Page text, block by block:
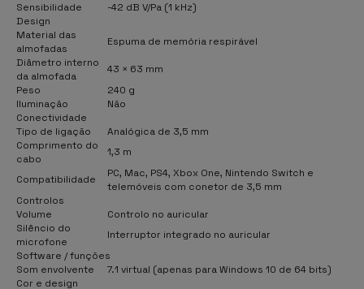
Sensibilidade
-42 dB V/Pa (1 kHz)
Design
Material das
almofadas
Espuma de memória respirável
Diâmetro interno
da almofada
43 × 63 mm
Peso
240 g
Iluminação
Não
Conectividade
Tipo de ligação
Analógica de 3,5 mm
Comprimento do
cabo
1,3 m
Compatibilidade
PC, Mac, PS4, Xbox One, Nintendo Switch e
telemóveis com conetor de 3,5 mm
Controlos
Volume
Controlo no auricular
Silêncio do
microfone
Interruptor integrado no auricular
Software / funções
Som envolvente
7.1 virtual (apenas para Windows 10 de 64 bits)
Cor e design